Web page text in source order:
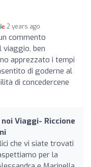
2 years ago
commento
viaggio, ben
apprezzato i tempi
di goderne al
di concedercene
Viaggi- Riccione
che vi siate trovati
per la